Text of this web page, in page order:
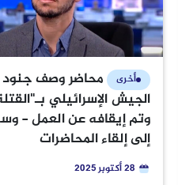
أخرى
محاضر وصف جنود
الجيش الإسرائيلي
وتم إيقافه عن العمل -
إلى إلقاء المحاضرات
28 أكتوبر 2025